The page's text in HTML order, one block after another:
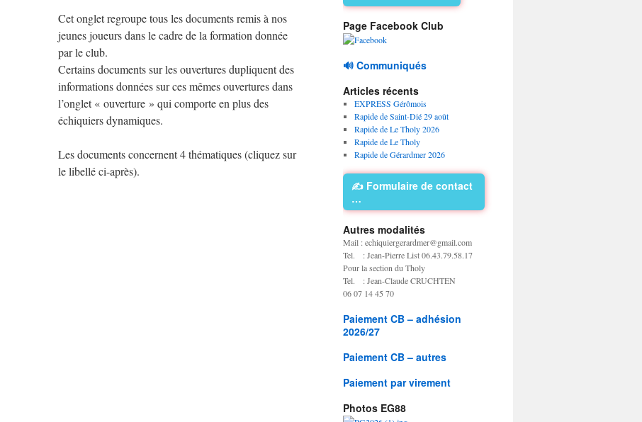
Cet onglet regroupe tous les documents remis à nos
jeunes joueurs dans le cadre de la formation donnée
par le club.
Certains documents sur les ouvertures dupliquent des
informations données sur ces mêmes ouvertures dans
l’onglet « ouverture » qui comporte en plus des
échiquiers dynamiques.
Les documents concernent 4 thématiques (cliquez sur
le libellé ci-après).
Page Facebook Club
🔊 Communiqués
Articles récents
EXPRESS Gérômois
Rapide de Saint-Dié 29 août
Rapide de Le Tholy 2026
Rapide de Le Tholy
Rapide de Gérardmer 2026
✍️ Formulaire de contact
…
Autres modalités
Mail : echiquiergerardmer@gmail.com
Tel. : Jean-Pierre List 06.43.79.58.17
Pour la section du Tholy
Tel. : Jean-Claude CRUCHTEN
06 07 14 45 70
Paiement CB – adhésion
2026/27
Paiement CB – autres
Paiement par virement
Photos EG88